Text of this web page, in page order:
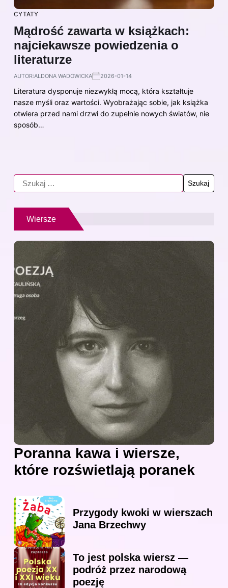
CYTATY
Mądrość zawarta w książkach:
najciekawsze powiedzenia o
literaturze
AUTOR:ALDONA WADOWICKA 2026-01-14
Literatura dysponuje niezwykłą mocą, która kształtuje
nasze myśli oraz wartości. Wyobrażając sobie, jak książka
otwiera przed nami drzwi do zupełnie nowych światów, nie
sposób…
Wiersze
Poranna kawa i wiersze,
które rozświetlają poranek
Przygody kwoki w wierszach
Jana Brzechwy
To jest polska wiersz —
podróż przez narodową
poezję